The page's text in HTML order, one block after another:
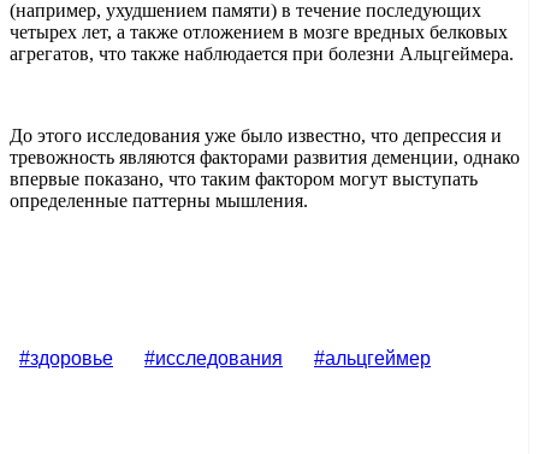
(например, ухудшением памяти) в течение последующих
четырех лет, а также отложением в мозге вредных белковых
агрегатов, что также наблюдается при болезни Альцгеймера.
До этого исследования уже было известно, что депрессия и
тревожность являются факторами развития деменции, однако
впервые показано, что таким фактором могут выступать
определенные паттерны мышления.
#здоровье #исследования #альцгеймер